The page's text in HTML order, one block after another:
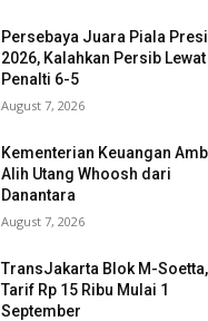
Persebaya Juara Piala
2026, Kalahkan Persib
Penalti 6-5
August 7, 2026
Kementerian Keuangan
Alih Utang Whoosh dari
Danantara
August 7, 2026
TransJakarta Blok M-Soetta,
Tarif Rp 15 Ribu Mulai 1
September